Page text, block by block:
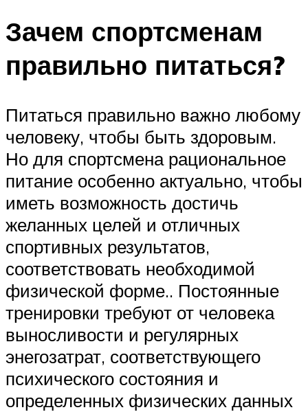
Зачем спортсменам
правильно питаться?
Питаться правильно важно любому
человеку, чтобы быть здоровым.
Но для спортсмена рациональное
питание особенно актуально, чтобы
иметь возможность достичь
желанных целей и отличных
спортивных результатов,
соответствовать необходимой
физической форме.. Постоянные
тренировки требуют от человека
выносливости и регулярных
энегозатрат, соответствующего
психического состояния и
определенных физических данных